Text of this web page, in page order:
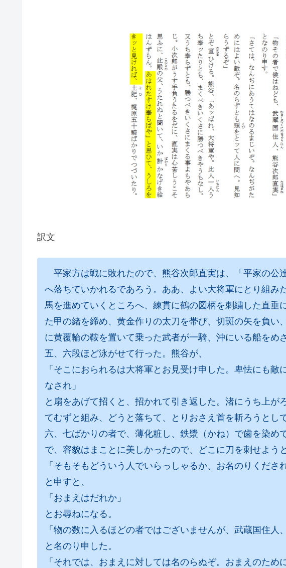
訳文
平家方は戦に敗れたので、熊谷次郎直実は、「平家の公
へ落ちていかれるであろう。ああ、よい大将軍にとり組み
馬を進めていくところへ、練貫に鶴の図柄を刺繍した直垂
た甲の緒を締め、黄金作りの太刀を帯び、切斑の矢を負い
に黄覆輪の鞍を置いて乗った武者が一騎、沖にいる船をめ
五、六段ほど泳がせて行った。熊谷が、
「そこにおられるは大将軍とお見受け申した。卑怯にも敵
なされ」
と扇をあげて招くと、招かれて引き返した。渚にうち上が
てむずと組み、どうと落ちて、とりおさえ首を斬ろうとし
六、七ばかりの者で、薄化粧し、鉄漿（かね）で歯を染め
で、容貌はまことに美しかったので、どこに刀を刺せよう
「そもそもどういう人でいらっしゃるか、お名のりくださ
と申すと、
「おまえはだれか」
とお尋ねになる。
「物の数に入るほどの者ではございませんが、武蔵国住人
と名のり申した。
「それでは、おまえに対しては名のらぬぞ。おまえのため